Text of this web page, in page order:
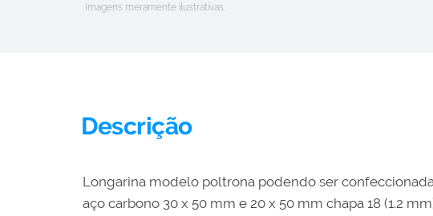
Imagens meramente ilustrativas.
Descrição
Longarina modelo poltrona podendo ser
aço carbono 30 x 50 mm e 20 x 50 mm chapa 18 (1.2